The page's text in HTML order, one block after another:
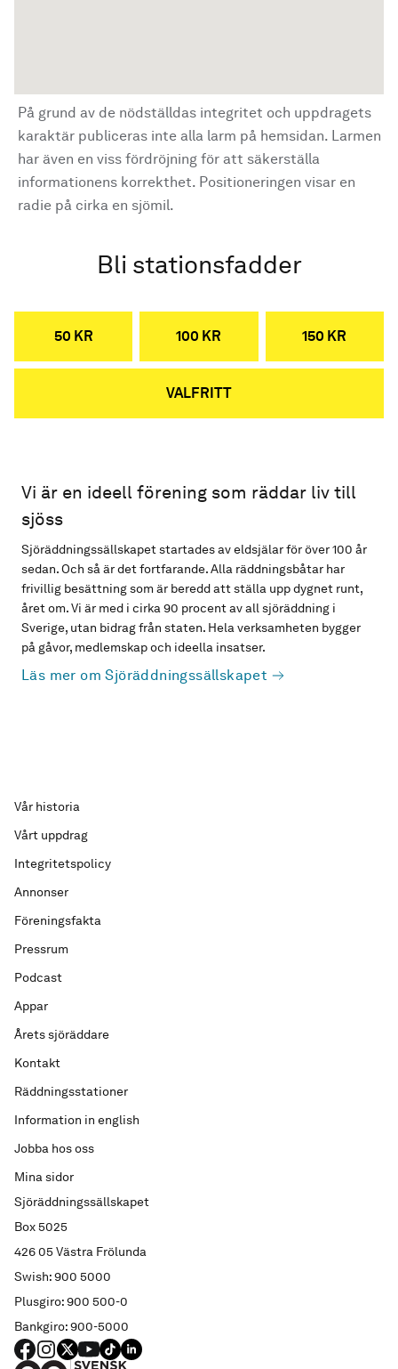
På grund av de nödställdas integritet och uppdragets
karaktär publiceras inte alla larm på hemsidan. Larmen
har även en viss fördröjning för att säkerställa
informationens korrekthet. Positioneringen visar en
radie på cirka en sjömil.
Bli stationsfadder
50 KR 100 KR 150 KR
VALFRITT
Vi är en ideell förening som räddar liv till
sjöss
Sjöräddningssällskapet startades av eldsjälar för över 100 år
sedan. Och så är det fortfarande. Alla räddningsbåtar har
frivillig besättning som är beredd att ställa upp dygnet runt,
året om. Vi är med i cirka 90 procent av all sjöräddning i
Sverige, utan bidrag från staten. Hela verksamheten bygger
på gåvor, medlemskap och ideella insatser.
Läs mer om Sjöräddningssällskapet
Sjöräddningssällskapet
Box 5025
426 05 Västra Frölunda
Swish: 900 5000
Plusgiro: 900 500-0
Bankgiro: 900-5000
Vår historia
Vårt uppdrag
Integritetspolicy
Annonser
Föreningsfakta
Pressrum
Podcast
Appar
Årets sjöräddare
Kontakt
Räddningsstationer
Information in english
Jobba hos oss
Mina sidor
FACEBOOK
Instagram
X YouTube
TIKTOKLINKED IN